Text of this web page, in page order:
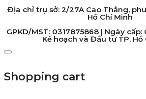
Địa chỉ trụ sở: 2/27A Cao Thắng,
Hồ Chí Minh
GPKD/MST: 0317875868 | Ngày
Kế hoạch và Đầu tư TP. Hồ
Shopping cart